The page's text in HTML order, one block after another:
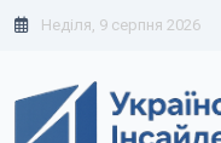
Неділя, 9 серпня 2026